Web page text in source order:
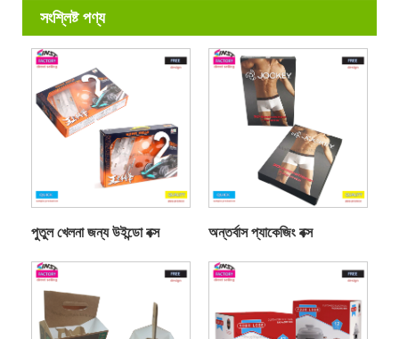
সংশ্লিষ্ট পণ্য
পুতুল খেলনা জন্য উইন্ডো বক্স অন্তর্বাস প্যাকেজিং বক্স